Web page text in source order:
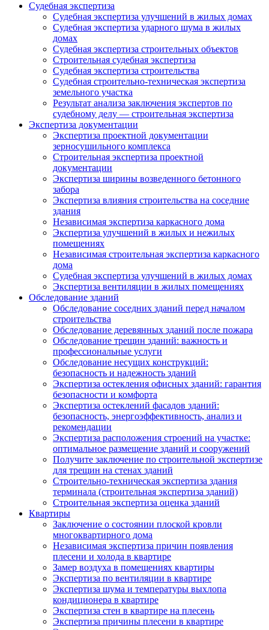
Судебная экспертиза
Судебная экспертиза улучшений в жилых домах
Судебная экспертиза ударного шума в жилых
домах
Судебная экспертиза строительных объектов
Строительная судебная экспертиза
Судебная экспертиза строительства
Судебная строительно-техническая экспертиза
земельного участка
Результат анализа заключения экспертов по
судебному делу — строительная экспертиза
Экспертиза документации
Экспертиза проектной документации
зерносушильного комплекса
Строительная экспертиза проектной
документации
Экспертиза ширины возведенного бетонного
забора
Экспертиза влияния строительства на соседние
здания
Независимая экспертиза каркасного дома
Экспертиза улучшений в жилых и нежилых
помещениях
Независимая строительная экспертиза каркасного
дома
Судебная экспертиза улучшений в жилых домах
Экспертиза вентиляции в жилых помещениях
Обследование зданий
Обследование соседних зданий перед началом
строительства
Обследование деревянных зданий после пожара
Обследование трещин зданий: важность и
профессиональные услуги
Обследование несущих конструкций:
безопасность и надежность зданий
Экспертиза остекления офисных зданий: гарантия
безопасности и комфорта
Экспертиза остеклений фасадов зданий:
безопасность, энергоэффективность, анализ и
рекомендации
Экспертиза расположения строений на участке:
оптимальное размещение зданий и сооружений
Получите заключение по строительной экспертизе
для трещин на стенах зданий
Строительно-техническая экспертиза здания
терминала (строительная экспертиза зданий)
Строительная экспертиза оценка зданий
Квартиры
Заключение о состоянии плоской кровли
многоквартирного дома
Независимая экспертиза причин появления
плесени и холода в квартире
Замер воздуха в помещениях квартиры
Экспертиза по вентиляции в квартире
Экспертиза шума и температуры выхлопа
кондиционера в квартире
Экспертиза стен в квартире на плесень
Экспертиза причины плесени в квартире